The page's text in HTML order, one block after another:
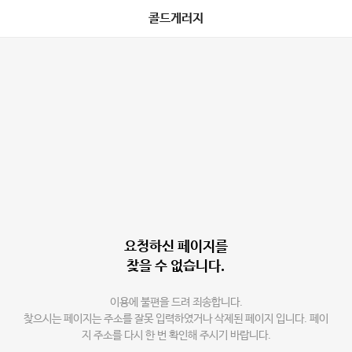
콜드게러지
요청하신 페이지를
찾을 수 없습니다.
이용에 불편을 드려 죄송합니다.
찾으시는 페이지는 주소를 잘못 입력하였거나 삭제된 페이지 입니다. 페이
지 주소를 다시 한 번 확인해 주시기 바랍니다.